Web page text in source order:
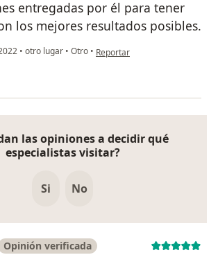
entregadas por él para tener
los mejores resultados posibles.
• otro lugar • Otro • en opinión del usuario Víctor A.
Reportar
las opiniones a decidir qué
especialistas visitar?
Si No
Opinión verificada